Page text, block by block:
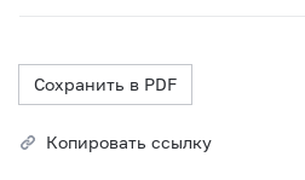
Сохранить в PDF
Копировать ссылку